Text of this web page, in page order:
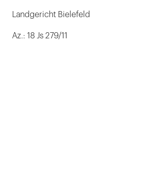
Landgericht Bielefeld
Az.: 18 Js 279/11